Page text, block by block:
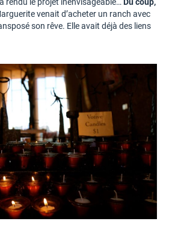
venait d’acheter un ranch avec
son rêve. Elle avait déjà des liens